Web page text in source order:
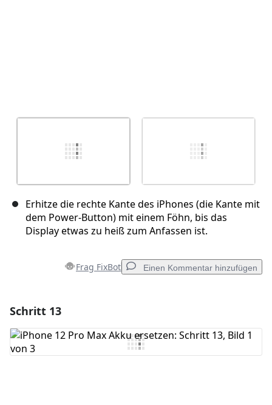
Erhitze die rechte Kante des iPhones (die Kante mit
dem Power-Button) mit einem Föhn, bis das
Display etwas zu heiß zum Anfassen ist.
Frag FixBot Einen Kommentar hinzufügen
Kommentar hinzufügen
Schritt 13